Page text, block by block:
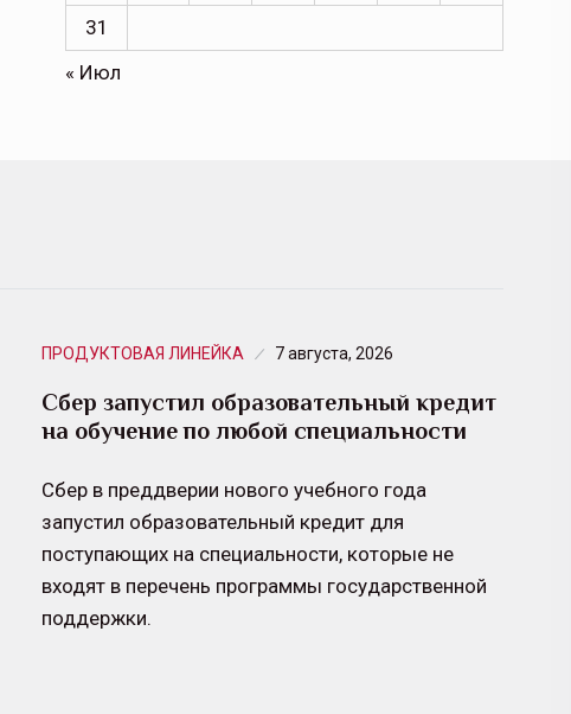
31
« Июл
ПРОДУКТОВАЯ ЛИНЕЙКА 7 августа, 2026
Сбер запустил образовательный кредит
на обучение по любой специальности
Сбер в преддверии нового учебного года
запустил образовательный кредит для
поступающих на специальности, которые не
входят в перечень программы государственной
поддержки.